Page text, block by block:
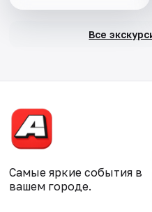
Все
Самые яркие события в
вашем городе.